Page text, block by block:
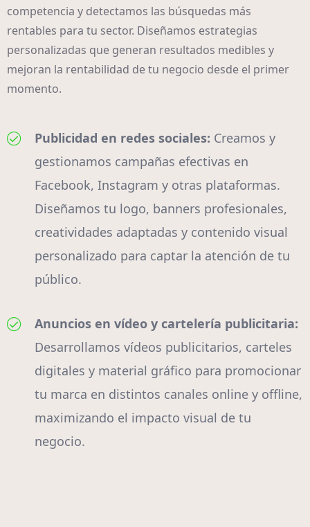
competencia y detectamos las búsquedas más
rentables para tu sector. Diseñamos estrategias
personalizadas que generan resultados medibles y
mejoran la rentabilidad de tu negocio desde el primer
momento.
Publicidad en redes sociales: Creamos y
gestionamos campañas efectivas en
Facebook, Instagram y otras plataformas.
Diseñamos tu logo, banners profesionales,
creatividades adaptadas y contenido visual
personalizado para captar la atención de tu
público.
Anuncios en vídeo y cartelería publicitaria:
Desarrollamos vídeos publicitarios, carteles
digitales y material gráfico para promocionar
tu marca en distintos canales online y offline,
maximizando el impacto visual de tu
negocio.